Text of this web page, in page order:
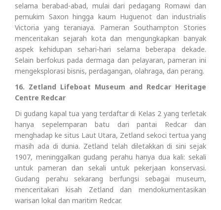
selama berabad-abad, mulai dari pedagang Romawi dan
pemukim Saxon hingga kaum Huguenot dan industrialis
Victoria yang teraniaya. Pameran Southampton Stories
menceritakan sejarah kota dan mengungkapkan banyak
aspek kehidupan sehari-hari selama beberapa dekade.
Selain berfokus pada dermaga dan pelayaran, pameran ini
mengeksplorasi bisnis, perdagangan, olahraga, dan perang.
16. Zetland Lifeboat Museum and Redcar Heritage
Centre Redcar
Di gudang kapal tua yang terdaftar di Kelas 2 yang terletak
hanya sepelemparan batu dari pantai Redcar dan
menghadap ke situs Laut Utara, Zetland sekoci tertua yang
masih ada di dunia. Zetland telah diletakkan di sini sejak
1907, meninggalkan gudang perahu hanya dua kali: sekali
untuk pameran dan sekali untuk pekerjaan konservasi.
Gudang perahu sekarang berfungsi sebagai museum,
menceritakan kisah Zetland dan mendokumentasikan
warisan lokal dan maritim Redcar.